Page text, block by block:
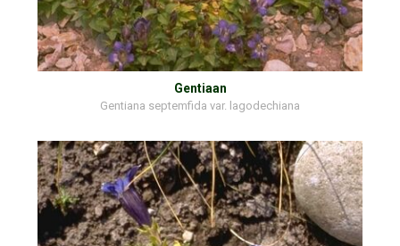
Gentiaan
Gentiana septemfida var. lagodechiana